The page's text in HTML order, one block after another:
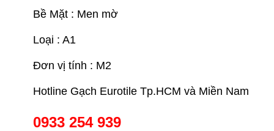
Bề Mặt : Men mờ
Loại : A1
Đơn vị tính : M2
Hotline Gạch Eurotile Tp.HCM và Miền Nam
0933 254 939